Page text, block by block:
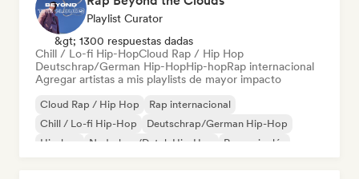
Playlist Curator
&gt; 1300 respuestas dadas
Chill / Lo-fi Hip-HopCloud Rap / Hip Hop
Deutschrap/German Hip-HopHip-hopRap internacional
Agregar artistas a mis playlists de mayor impacto
Cloud Rap / Hip Hop
Rap internacional
Chill / Lo-fi Hip-Hop
Deutschrap/German Hip-Hop
Hip-hop
Nederhop/Dutch Hip-Hop
Rap en inglés